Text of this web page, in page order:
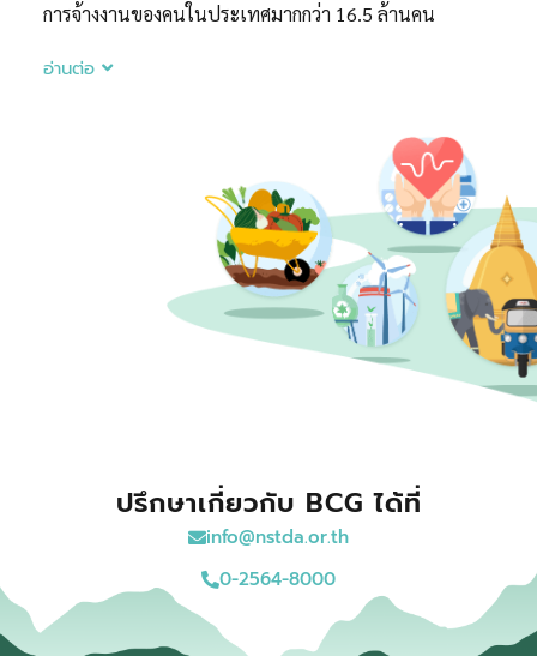
การจ้างงานของคนในประเทศมากกว่า 16.5 ล้านคน
อ่านต่อ
ปรึกษาเกี่ยวกับ BCG ได้ที่
info@nstda.or.th
0-2564-8000